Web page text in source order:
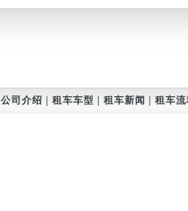
公司介绍 租车车型 租车新闻 租车流